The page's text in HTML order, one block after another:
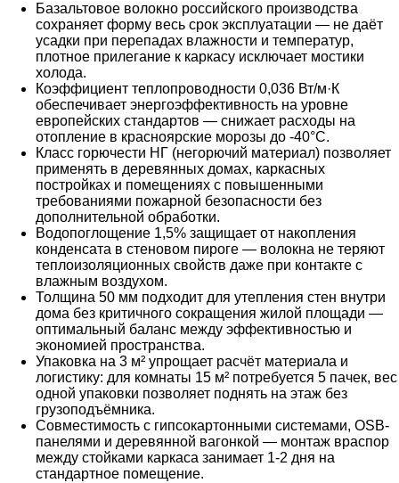
Базальтовое волокно российского производства
сохраняет форму весь срок эксплуатации — не даёт
усадки при перепадах влажности и температур,
плотное прилегание к каркасу исключает мостики
холода.
Коэффициент теплопроводности 0,036 Вт/м·К
обеспечивает энергоэффективность на уровне
европейских стандартов — снижает расходы на
отопление в красноярские морозы до -40°C.
Класс горючести НГ (негорючий материал) позволяет
применять в деревянных домах, каркасных
постройках и помещениях с повышенными
требованиями пожарной безопасности без
дополнительной обработки.
Водопоглощение 1,5% защищает от накопления
конденсата в стеновом пироге — волокна не теряют
теплоизоляционных свойств даже при контакте с
влажным воздухом.
Толщина 50 мм подходит для утепления стен внутри
дома без критичного сокращения жилой площади —
оптимальный баланс между эффективностью и
экономией пространства.
Упаковка на 3 м² упрощает расчёт материала и
логистику: для комнаты 15 м² потребуется 5 пачек, вес
одной упаковки позволяет поднять на этаж без
грузоподъёмника.
Совместимость с гипсокартонными системами, OSB-
панелями и деревянной вагонкой — монтаж враспор
между стойками каркаса занимает 1-2 дня на
стандартное помещение.